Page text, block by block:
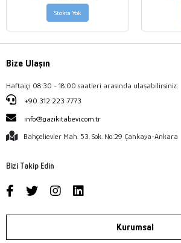
Stokta Yok
Bize Ulaşın
Haftaiçi 08:30 - 18:00 saatleri arasında ulaşabilirsiniz.
+90 312 223 7773
info@gazikitabevi.com.tr
Bahçelievler Mah. 53. Sok. No:29 Çankaya-Ankara
Bizi Takip Edin
Kurumsal